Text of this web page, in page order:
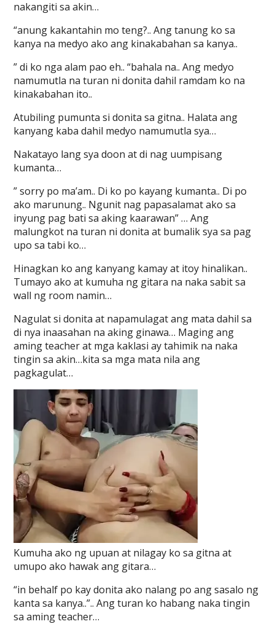
nakangiti sa akin…
“anung kakantahin mo teng?.. Ang tanung ko sa
kanya na medyo ako ang kinakabahan sa kanya..
” di ko nga alam pao eh.. “bahala na.. Ang medyo
namumutla na turan ni donita dahil ramdam ko na
kinakabahan ito..
Atubiling pumunta si donita sa gitna.. Halata ang
kanyang kaba dahil medyo namumutla sya…
Nakatayo lang sya doon at di nag uumpisang
kumanta…
” sorry po ma’am.. Di ko po kayang kumanta.. Di po
ako marunung.. Ngunit nag papasalamat ako sa
inyung pag bati sa aking kaarawan” … Ang
malungkot na turan ni donita at bumalik sya sa pag
upo sa tabi ko…
Hinagkan ko ang kanyang kamay at itoy hinalikan..
Tumayo ako at kumuha ng gitara na naka sabit sa
wall ng room namin…
Nagulat si donita at napamulagat ang mata dahil sa
di nya inaasahan na aking ginawa… Maging ang
aming teacher at mga kaklasi ay tahimik na naka
tingin sa akin…kita sa mga mata nila ang
pagkagulat…
Kumuha ako ng upuan at nilagay ko sa gitna at
umupo ako hawak ang gitara…
“in behalf po kay donita ako nalang po ang sasalo ng
kanta sa kanya..”.. Ang turan ko habang naka tingin
sa aming teacher…